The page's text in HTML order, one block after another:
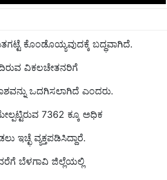
ಖಚಿತಪಡಿಸುವುದಕ್ಕೆ ಬದ್ಧವಾಗಿದೆ.
ವಿಕಲಚೇತನರಿಗೆ
ಒದಗಿಸಲಾಗಿದೆ ಎಂದರು.
7362 ಕ್ಕೂ ಅಧಿಕ
ವ್ಯಕ್ತಪಡಿಸಿದ್ದಾರೆ.
ಬೆಳಗಾವಿ ಜಿಲ್ಲೆಯಲ್ಲಿ
ಮತವನ್ನು ಚಲಾಯಿಸಿರುತ್ತಾರೆ